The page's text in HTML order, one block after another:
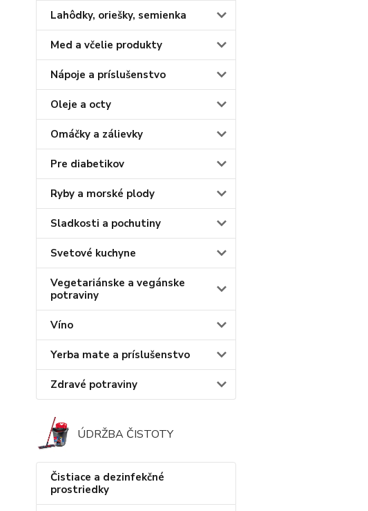
Lahôdky, oriešky, semienka
Med a včelie produkty
Nápoje a príslušenstvo
Oleje a octy
Omáčky a zálievky
Pre diabetikov
Ryby a morské plody
Sladkosti a pochutiny
Svetové kuchyne
Vegetariánske a vegánske
potraviny
Víno
Yerba mate a príslušenstvo
Zdravé potraviny
ÚDRŽBA ČISTOTY
Čistiace a dezinfekčné
prostriedky